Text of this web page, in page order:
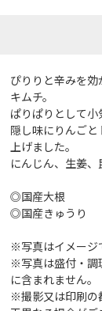
ぴりりと辛みを
キムチ。
ぱりぱりとして小
隠し味にりんご
上げました。
にんじん、生姜、
◎国産大根
◎国産きゅうり
※写真はイメージ
※写真は盛付・調
に含まれません。
※撮影又は印刷の